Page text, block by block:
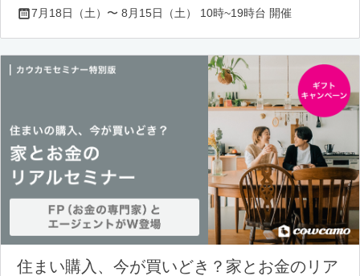
7月18日（土）〜 8月15日（土） 10時~19時台 開催
住まい購入、今が買いどき？家とお金のリア